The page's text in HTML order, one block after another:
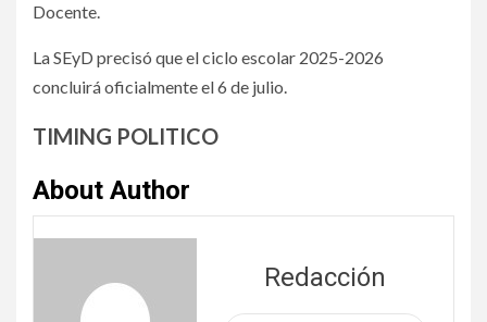
Docente.
La SEyD precisó que el ciclo escolar 2025-2026
concluirá oficialmente el 6 de julio.
TIMING POLITICO
About Author
Redacción